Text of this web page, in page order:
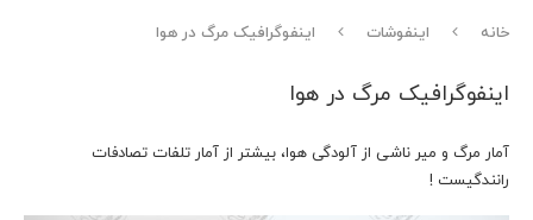
خانه اینفوشات اینفوگرافیک مرگ در هوا
اینفوگرافیک مرگ در هوا
آمار مرگ و میر ناشی از آلودگی هوا، بیشتر از آمار تلفات تصادفات
رانندگیست !